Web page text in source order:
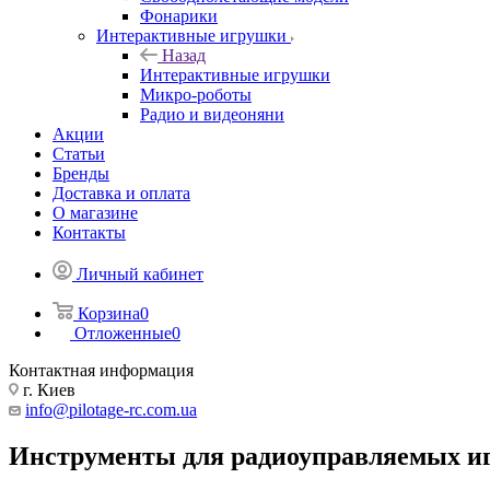
Фонарики
Интерактивные игрушки
Назад
Интерактивные игрушки
Микро-роботы
Радио и видеоняни
Акции
Статьи
Бренды
Доставка и оплата
О магазине
Контакты
Личный кабинет
Корзина0
Отложенные0
Контактная информация
г. Киев
info@pilotage-rc.com.ua
Инструменты для радиоуправляемых